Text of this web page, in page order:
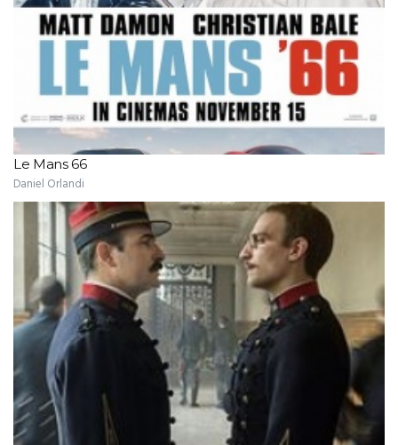
Le Mans 66
Daniel Orlandi